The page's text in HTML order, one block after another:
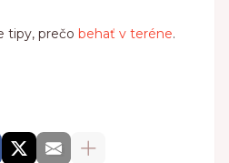
tipy, prečo behať v teréne.